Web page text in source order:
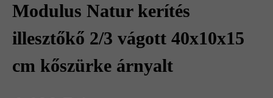
Modulus Natur kerítés
illesztőkő 2/3 vágott 40x10x15
cm kőszürke árnyalt